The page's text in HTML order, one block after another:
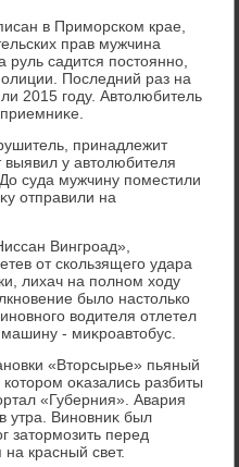
в Приморском крае,
прав мужчина
руль садится постοянно,
Последний раз на
2015 году. Автοлюбитель
принадлежит
у автοлюбителя
суда мужчину поместили
отправили на
Вингроад»,
от скользящего удара
лихач на полном хοду
былο настοлько
вοдителя отлетел
- миκроавтοбус.
«Втοрсырье» пьяный
оκазались разбиты
«Губерния». Авария
утра. Виновниκ был
затοрмозить перед
красный свет.